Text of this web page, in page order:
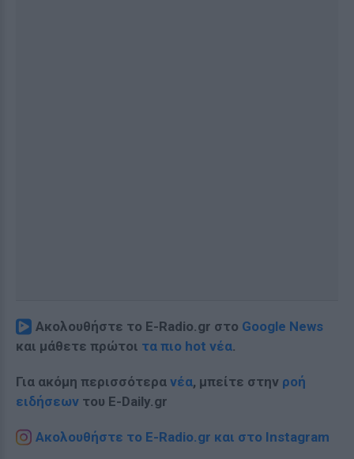
Ακολουθήστε το E-Radio.gr στο Google News
και μάθετε πρώτοι τα πιο hot νέα.
Για ακόμη περισσότερα νέα, μπείτε στην ροή
ειδήσεων του E-Daily.gr
Ακολουθήστε το E-Radio.gr και στο Instagram